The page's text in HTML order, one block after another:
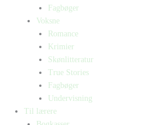
Fagbøger
Voksne
Romance
Krimier
Skønlitteratur
True Stories
Fagbøger
Undervisning
Til lærere